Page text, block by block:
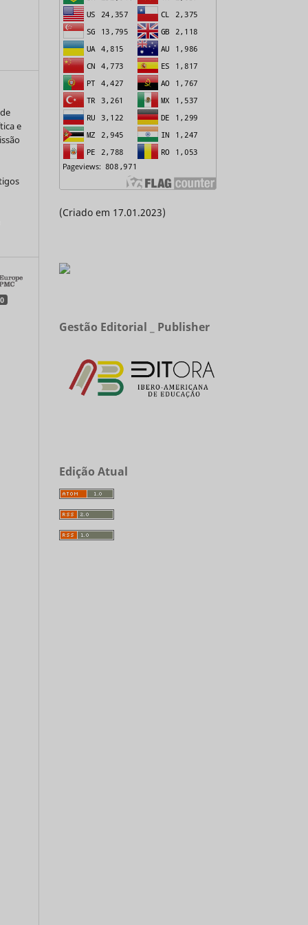
e
0
(Criado em 17.01.2023)
Gestão Editorial _ Publisher
Edição Atual